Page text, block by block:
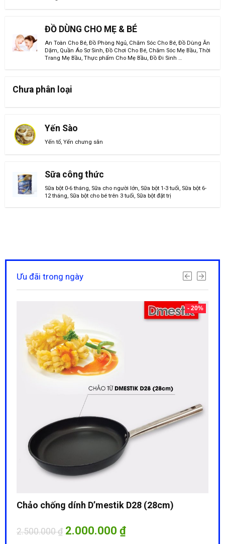
ĐỒ DÙNG CHO MẸ & BÉ
An Toàn Cho Bé,Đồ Phòng Ngủ, Chăm Sóc Cho Bé,Đồ Dùng Ăn
Dặm, Quần Áo Sơ Sinh,Đồ Chơi Cho Bé, Chăm Sóc Mẹ Bầu,Thời
Trang Mẹ Bầu,Thực phẩm Cho Mẹ Bầu,Đồ Đi Sinh …
Chưa phân loại
Yến Sào
Yến tổ,Yến chưng sãn
Sữa công thức
Sữa bột 0-6 tháng, Sữa cho người lớn, Sữa bột 1-3 tuổi, Sữa bột 6-
12 tháng, Sữa bột cho bé trên 3 tuổi, Sữa bột đặt trị
Ưu đãi trong ngày
- 20%
Chảo chống dính D’mestik D28 (28cm)
2.500.000₫ 2.000.000 ₫